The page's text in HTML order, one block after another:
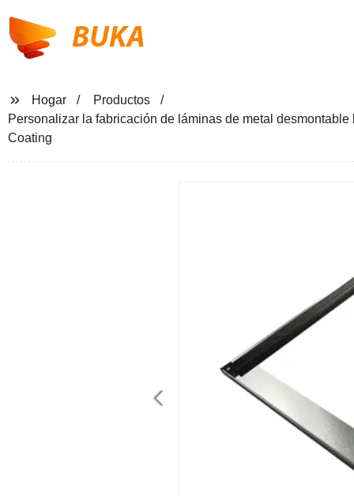
BUKA
Hogar
Productos
Personalizar la fabricación de láminas de metal
Coating